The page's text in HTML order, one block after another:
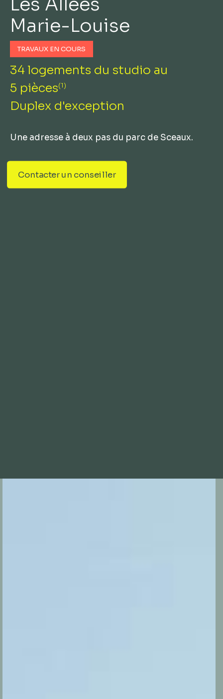
Marie-Louise
TRAVAUX EN COURS
34 logements du studio au
5 pièces(1)
Duplex d'exception
Une adresse à deux pas du parc de Sceaux.
Contacter un conseiller